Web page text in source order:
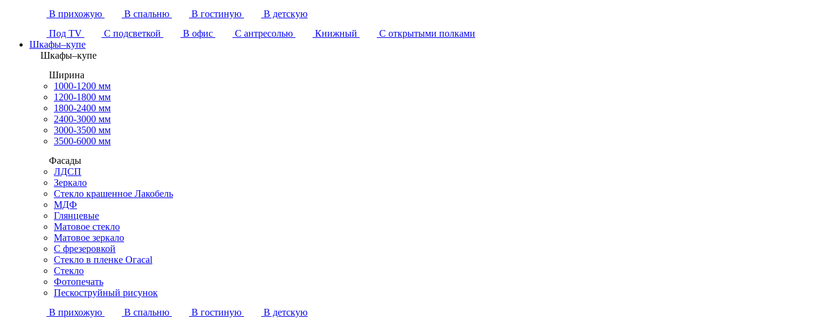
В прихожую
В спальню В гостиную
В детскую
Под TV
С подсветкой В офис С антресолью Книжный
С открытыми полками
Шкафы–купе
Шкафы–купе
Ширина
1000-1200 мм
1200-1800 мм
1800-2400 мм
2400-3000 мм
3000-3500 мм
3500-6000 мм
Фасады
ЛДСП
Зеркало
Стекло крашенное Лакобель
МДФ
Глянцевые
Матовое стекло
Матовое зеркало
С фрезеровкой
Стекло в пленке Огасаl
Стекло
Фотопечать
Пескоструйный рисунок
В прихожую
В спальню В гостиную
В детскую